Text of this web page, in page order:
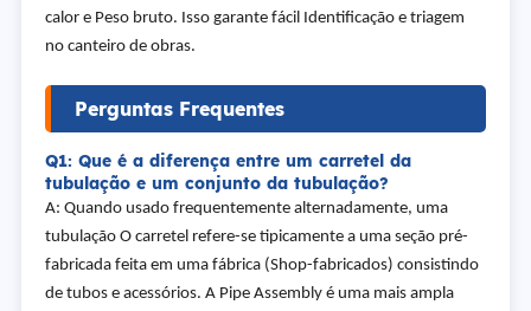
calor e Peso bruto. Isso garante fácil Identificação e triagem
no canteiro de obras.
Perguntas Frequentes
Q1: Que é a diferença entre um carretel da
tubulação e um conjunto da tubulação?
A: Quando usado frequentemente alternadamente, uma
tubulação O carretel refere-se tipicamente a uma seção pré-
fabricada feita em uma fábrica (Shop-fabricados) consistindo
de tubos e acessórios. A Pipe Assembly é uma mais ampla